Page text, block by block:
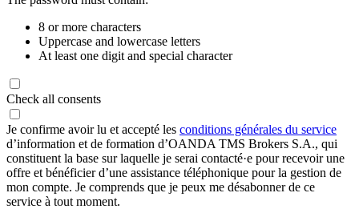
8 or more characters
Uppercase and lowercase letters
At least one digit and special character
Check all consents
Je confirme avoir lu et accepté les conditions générales du service
d’information et de formation d’OANDA TMS Brokers S.A., qui
constituent la base sur laquelle je serai contacté·e pour recevoir une
offre et bénéficier d’une assistance téléphonique pour la gestion de
mon compte. Je comprends que je peux me désabonner de ce
service à tout moment.